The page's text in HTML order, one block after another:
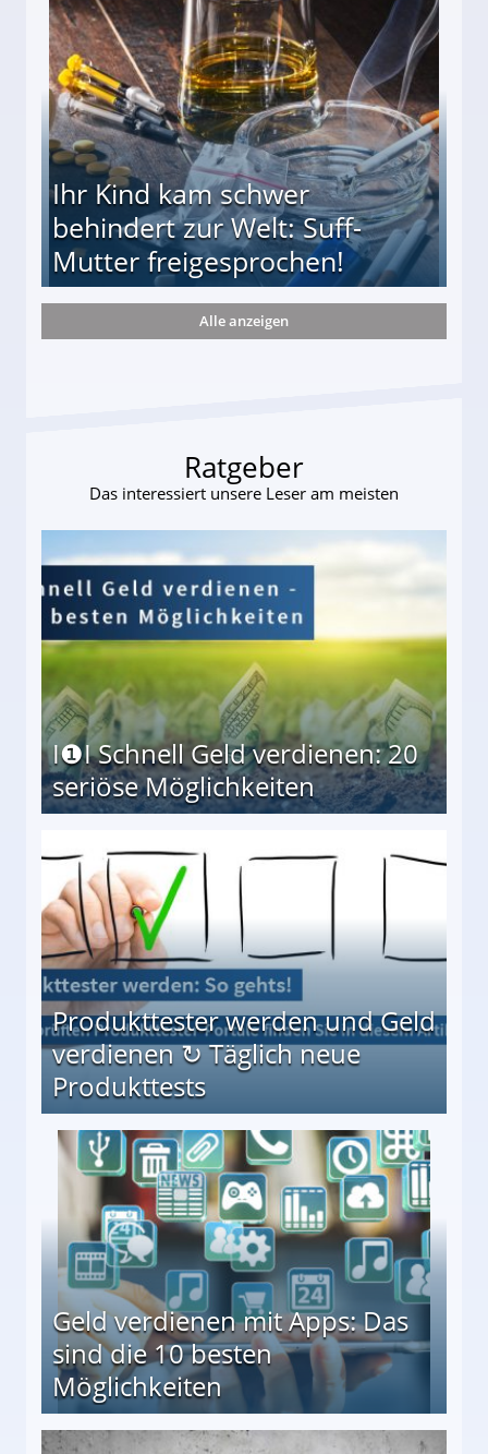
Ihr Kind kam schwer
behindert zur Welt: Suff-
Mutter freigesprochen!
Mutter freigesprochen!
Alle anzeigen
Ratgeber
Das interessiert unsere Leser am meisten
I❶I Schnell Geld verdienen: 20
seriöse Möglichkeiten
Produkttester werden und Geld
verdienen ↻ Täglich neue
Produkttests
↻ Täglich neue Produkttests
Geld verdienen mit Apps: Das
sind die 10 besten
Möglichkeiten
besten Möglichkeiten